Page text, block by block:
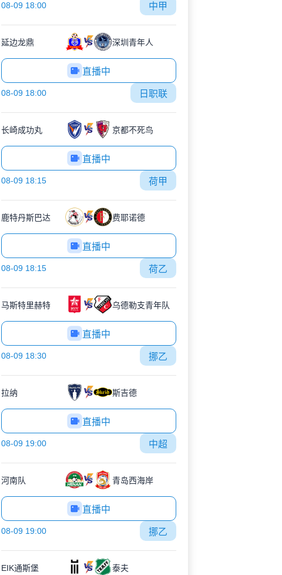
08-09 18:00 中甲
延边龙鼎 深圳青年人
直播中
08-09 18:00 日职联
长崎成功丸 京都不死鸟
直播中
08-09 18:15 荷甲
鹿特丹斯巴达 费耶诺德
直播中
08-09 18:15 荷乙
马斯特里赫特 乌德勒支青年队
直播中
08-09 18:30 挪乙
拉纳 斯吉德
直播中
08-09 19:00 中超
河南队 青岛西海岸
直播中
08-09 19:00 挪乙
EIK通斯堡 泰夫